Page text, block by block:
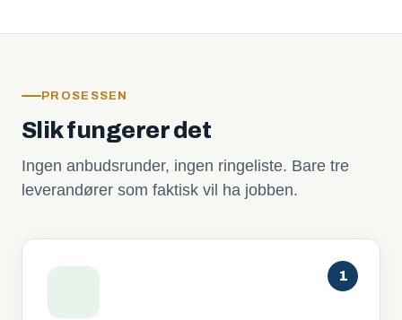
PROSESSEN
Slik fungerer det
Ingen anbudsrunder, ingen ringeliste. Bare tre
leverandører som faktisk vil ha jobben.
1